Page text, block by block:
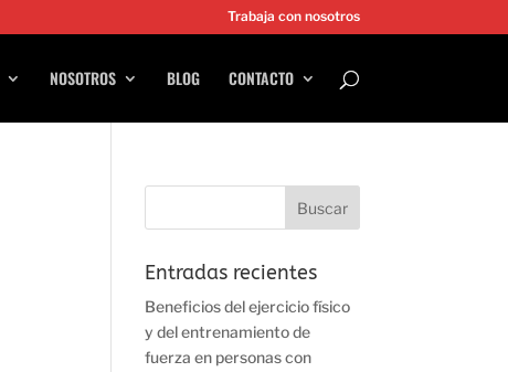
Trabaja con nosotros
NOSOTROS BLOG CONTACTO
Entradas recientes
Beneficios del ejercicio físico
y del entrenamiento de
fuerza en personas con